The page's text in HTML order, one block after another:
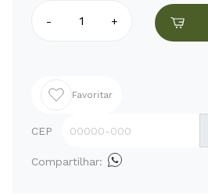
- +
Favoritar
CEP
Compartilhar: